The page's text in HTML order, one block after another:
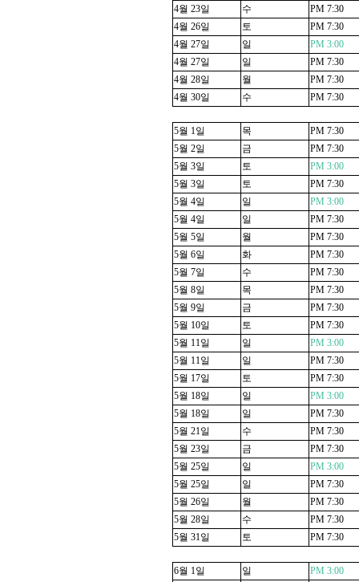
4월 23일 수
PM 7:30
4월 26일 토
PM 7:30
4월 27일 일
PM 3:00
4월 27일 일
PM 7:30
4월 28일 월
PM 7:30
4월 30일 수 PM 7:30
5월 1일 목
PM 7:30
5월 2일 금
PM 7:30
5월 3일 토
PM 3:00
5월 3일 토
PM 7:30
5월 4일 일
PM 3:00
5월 4일 일
PM 7:30
5월 5일 월
PM 7:30
5월 6일 화
PM 7:30
5월 7일 수
PM 7:30
5월 8일 목
PM 7:30
5월 9일 금
PM 7:30
5월 10일 토
PM 7:30
5월 11일 일
PM 3:00
5월 11일 일
PM 7:30
5월 17일 토
PM 7:30
5월 18일 일
PM 3:00
5월 18일 일
PM 7:30
5월 21일 수
PM 7:30
5월 23일 금
PM 7:30
5월 25일 일
PM 3:00
5월 25일 일
PM 7:30
5월 26일 월
PM 7:30
5월 28일 수
PM 7:30
5월 31일 토 PM 7:30
6월 1일 일
PM 3:00